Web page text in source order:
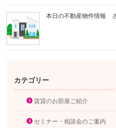
本日の不動産物件情報
カテゴリー
賃貸のお部屋ご紹介
セミナー・相談会のご案内